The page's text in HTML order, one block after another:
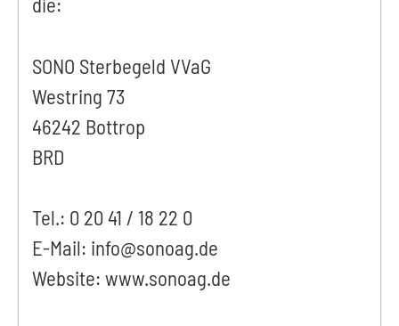
SONO Sterbegeld VVaG
Westring 73
46242 Bottrop
BRD
Tel.: 0 20 41 / 18 22 0
E-Mail: info@sonoag.de
Website: www.sonoag.de